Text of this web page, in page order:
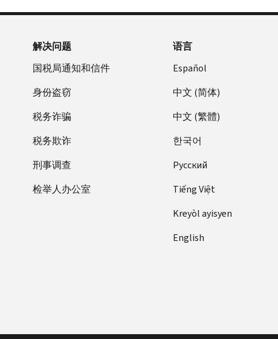
解决问题
国税局通知和信件
身份盗窃
税务诈骗
税务欺诈
刑事调查
检举人办公室
语言
Español
中文 (简体)
中文 (繁體)
한국어
Pусский
Tiếng Việt
Kreyòl ayisyen
English